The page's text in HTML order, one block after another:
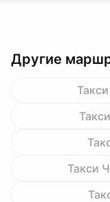
Другие
Такси